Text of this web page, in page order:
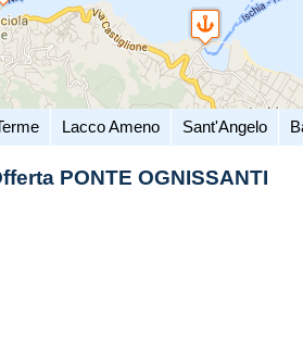
Lacco Ameno Sant'Angelo
PONTE OGNISSANTI